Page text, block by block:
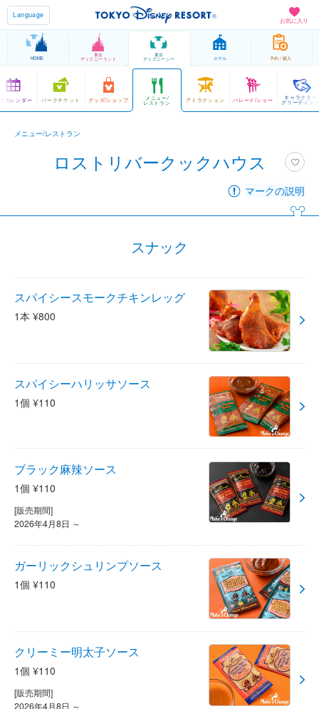
お気に入り
Language
HOME
東京
ディズニーランド
東京
ディズニーシー ホテル 予約 / 購入
カレンダー パークチケット グッズ/ショップ メニュー/
レストラン アトラクション パレード/ショー キャラクター
グリーティング
メニュー/レストラン
ロストリバークックハウス
マークの説明
スナック
スパイシースモークチキンレッグ
1本 ¥800
スパイシーハリッサソース
1個 ¥110
ブラック麻辣ソース
1個 ¥110
[販売期間]
2026年4月8日 ～
ガーリックシュリンプソース
1個 ¥110
クリーミー明太子ソース
1個 ¥110
[販売期間]
2026年4月8日 ～